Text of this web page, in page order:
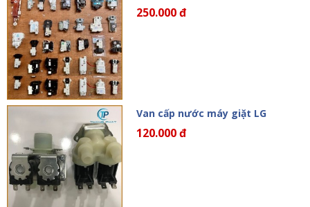
250.000 đ
Van cấp nước máy giặt LG
120.000 đ